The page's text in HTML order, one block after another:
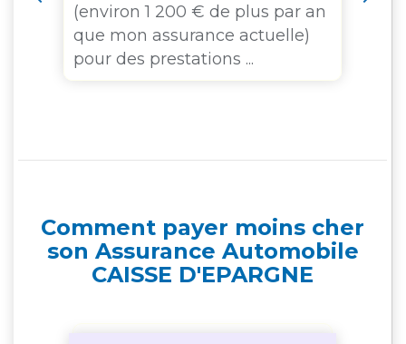
(environ 1 200 € de plus par an
que mon assurance actuelle)
pour des prestations ...
Comment payer moins cher
son Assurance Automobile
CAISSE D'EPARGNE